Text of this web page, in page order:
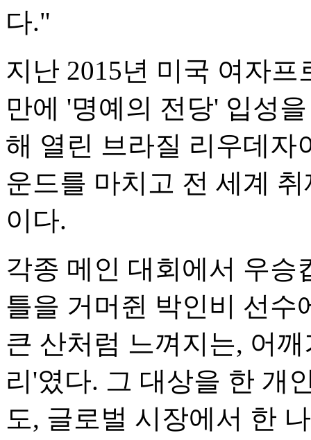
다."
지난 2015년 미국 여자
만에 '명예의 전당' 입성
해 열린 브라질 리우데자
운드를 마치고 전 세계
이다.
각종 메인 대회에서 우승
틀을 거머쥔 박인비 선수
큰 산처럼 느껴지는, 어
리'였다. 그 대상을 한 개
도, 글로벌 시장에서 한